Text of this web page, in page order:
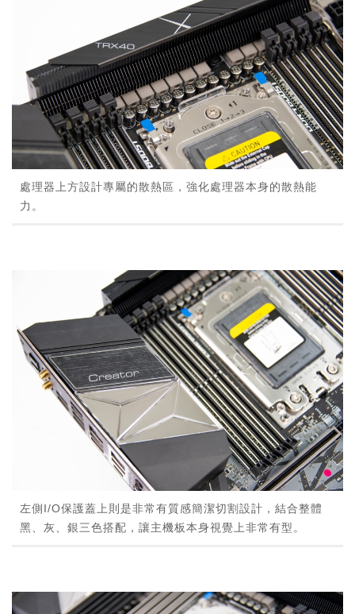
處理器上方設計專屬的散熱區，強化處理器本身的散熱能
力。
左側I/O保護蓋上則是非常有質感簡潔切割設計，結合整體
黑、灰、銀三色搭配，讓主機板本身視覺上非常有型。